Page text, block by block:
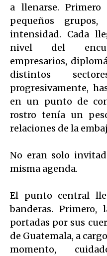
a llenarse.
pequeños
intensidad. Cada
nivel del
empresarios,
distintos
progresivamente,
en un punto de
rostro tenía un
relaciones de la
No eran solo
misma agenda.
El punto central
banderas. Primero,
portadas por sus
de Guatemala, a
momento,